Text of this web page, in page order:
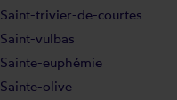
Saint-trivier-de-courtes
Saint-vulbas
Sainte-euphémie
Sainte-olive